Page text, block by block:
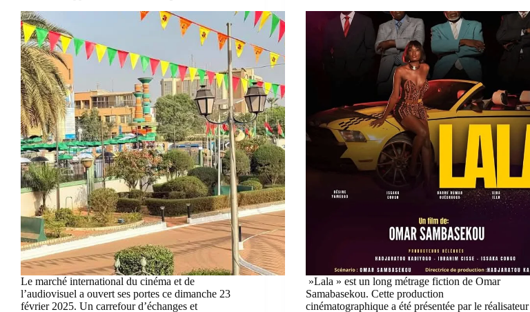
Le marché international du cinéma et de
l’audiovisuel a ouvert ses portes ce dimanche 23
février 2025. Un carrefour d’échanges et
»Lala » est un long métrage fiction de Omar
Samabasekou. Cette production
cinématographique a été présentée par le réalisateur